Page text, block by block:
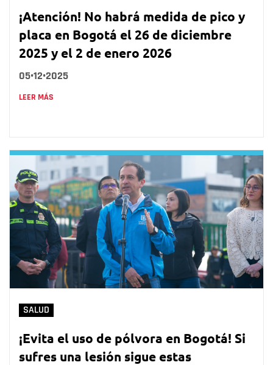
¡Atención! No habrá medida de pico y
placa en Bogotá el 26 de diciembre
2025 y el 2 de enero 2026
05•12•2025
LEER MÁS
SALUD
¡Evita el uso de pólvora en Bogotá! Si
sufres una lesión sigue estas